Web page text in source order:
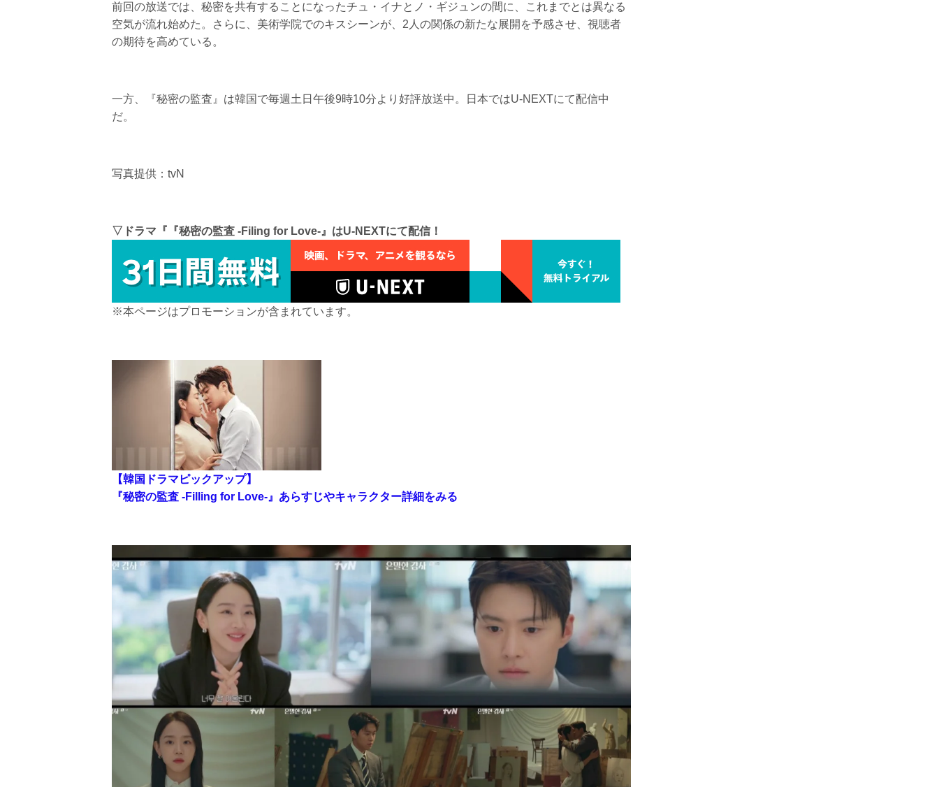
前回の放送では、秘密を共有することになったチュ・イナとノ・ギジュンの間に、これまでとは異なる
空気が流れ始めた。さらに、美術学院でのキスシーンが、2人の関係の新たな展開を予感させ、視聴者
の期待を高めている。
一方、『秘密の監査』は韓国で毎週土日午後9時10分より好評放送中。日本ではU-NEXTにて配信中
だ。
写真提供：tvN
▽ドラマ『『秘密の監査 -Filing for Love-』はU-NEXTにて配信！
※本ページはプロモーションが含まれています。
【韓国ドラマピックアップ】
『秘密の監査 -Filling for Love-』あらすじやキャラクター詳細をみる